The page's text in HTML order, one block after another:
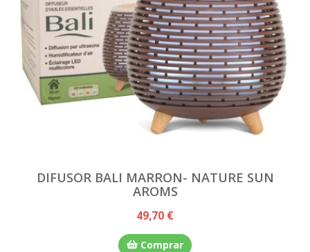
DIFUSOR BALI MARRON- NATURE SUN
AROMS
49,70 €
Comprar